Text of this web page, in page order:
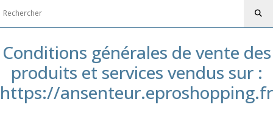
Conditions générales de vente des
produits et services vendus sur :
https://ansenteur.eproshopping.fr